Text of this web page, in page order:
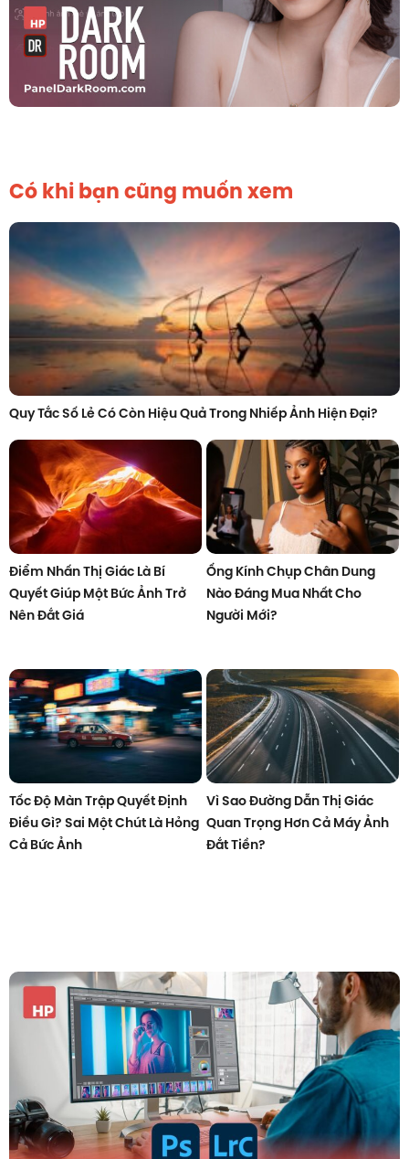
Có khi bạn cũng muốn xem
Quy Tắc Số Lẻ Có Còn Hiệu Quả Trong Nhiếp Ảnh Hiện Đại?
Điểm Nhấn Thị Giác Là Bí
Quyết Giúp Một Bức Ảnh Trở
Nên Đắt Giá
Ống Kính Chụp Chân Dung
Nào Đáng Mua Nhất Cho
Người Mới?
Tốc Độ Màn Trập Quyết Định
Điều Gì? Sai Một Chút Là Hỏng
Cả Bức Ảnh
Vì Sao Đường Dẫn Thị Giác
Quan Trọng Hơn Cả Máy Ảnh
Đắt Tiền?